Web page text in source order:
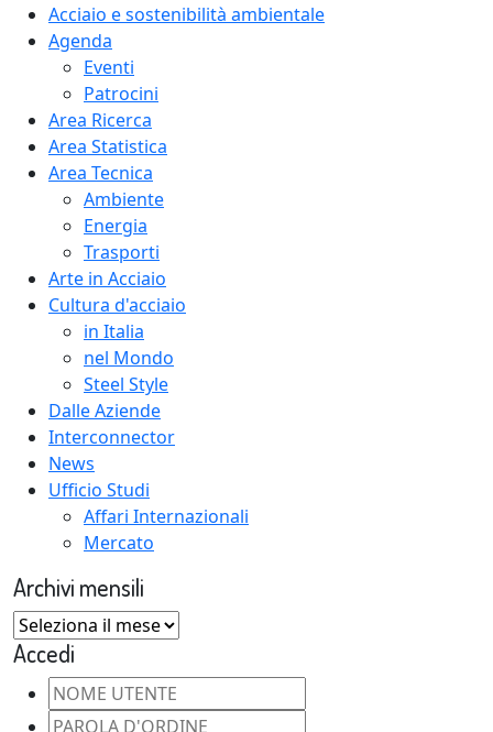
Acciaio e sostenibilità ambientale
Agenda
Eventi
Patrocini
Area Ricerca
Area Statistica
Area Tecnica
Ambiente
Energia
Trasporti
Arte in Acciaio
Cultura d'acciaio
in Italia
nel Mondo
Steel Style
Dalle Aziende
Interconnector
News
Ufficio Studi
Affari Internazionali
Mercato
Archivi mensili
Archivi
mensili
Accedi